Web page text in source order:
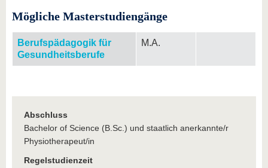
Mögliche Masterstudiengänge
Berufspädagogik für
Gesundheitsberufe
M.A.
Abschluss
Bachelor of Science (B.Sc.) und staatlich anerkannte/r
Physiotherapeut/in
Regelstudienzeit